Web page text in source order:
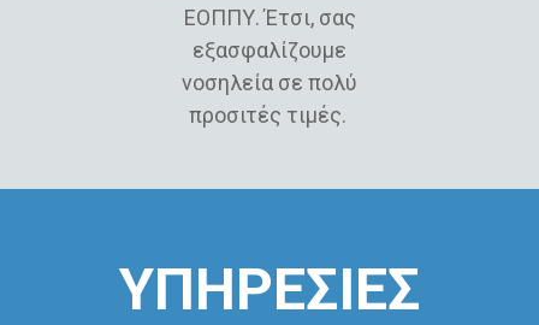
ΕΟΠΠΥ. Έτσι, σας
εξασφαλίζουμε
νοσηλεία σε πολύ
προσιτές τιμές.
ΥΠΗΡΕΣΙΕΣ